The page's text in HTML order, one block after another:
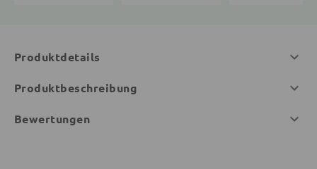
Produktdetails
Produktbeschreibung
Bewertungen